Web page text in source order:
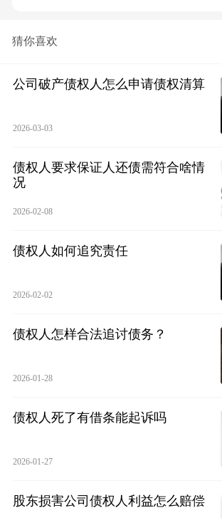
猜你喜欢
公司破产债权人怎么申请债权清算
2026-03-03
债权人要求保证人还债需符合啥情
况
2026-02-08
债权人如何追究责任
2026-02-02
债权人怎样合法追讨债务？
2026-01-28
债权人死了有借条能起诉吗
2026-01-27
股东损害公司债权人利益怎么赔偿